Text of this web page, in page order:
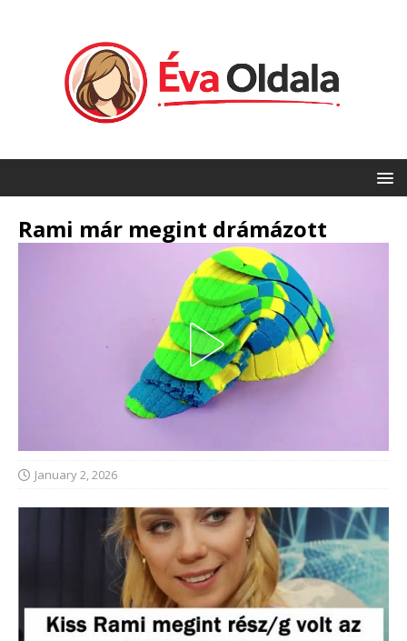
Rami már megint drámázott
January 2, 2026